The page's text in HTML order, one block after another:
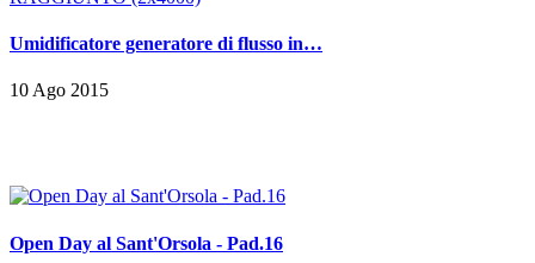
Umidificatore generatore di flusso in…
10 Ago 2015
Open Day al Sant'Orsola - Pad.16